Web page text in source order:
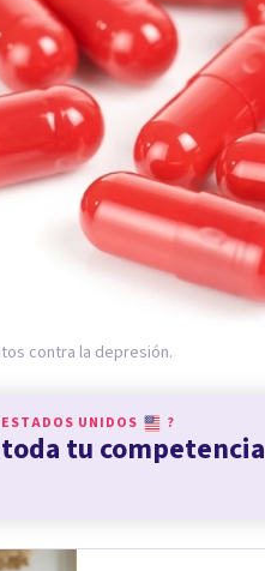
contra la depresión.
ESTADOS UNIDOS ?
tu competencia